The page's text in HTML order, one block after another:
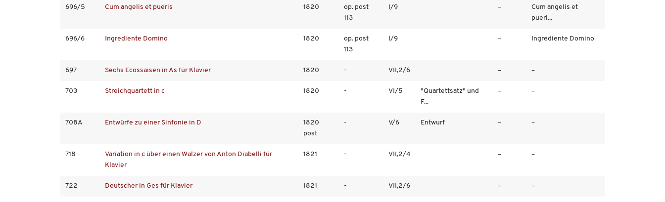
696/5 Cum angelis et pueris 1820
op. post
113
I/9 –
Cum angelis et
pueri...
696/6 Ingrediente Domino 1820
op. post
113
I/9 – Ingrediente Domino
697 Sechs Ecossaisen in As für Klavier 1820 - VII,2/6 – –
703 Streichquartett in c 1820 - VI/5
"Quartettsatz" und
F...
– –
708A Entwürfe zu einer Sinfonie in D
1820
post
- V/6 Entwurf – –
718
Variation in c über einen Walzer von Anton Diabelli für
Klavier
1821 - VII,2/4 – –
722 Deutscher in Ges für Klavier 1821 - VII,2/6 – –